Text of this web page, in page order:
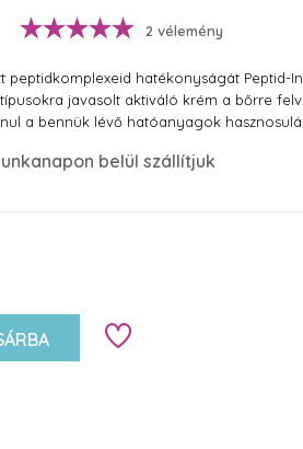
2 vélemény
peptidkomplexeid hatékonyságát Peptid-
javasolt aktiváló krém a bőrre
a bennük lévő hatóanyagok
belül szállítjuk